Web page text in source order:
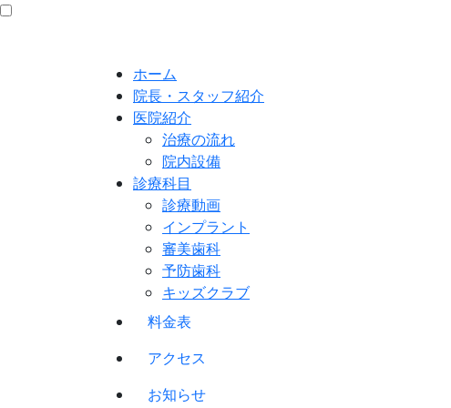
ホーム
院長・スタッフ紹介
医院紹介
治療の流れ
院内設備
診療科目
診療動画
インプラント
審美歯科
予防歯科
キッズクラブ
料金表
アクセス
お知らせ